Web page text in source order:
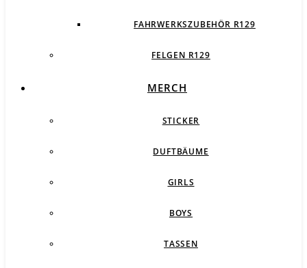
FAHRWERKSZUBEHÖR R129
FELGEN R129
MERCH
STICKER
DUFTBÄUME
GIRLS
BOYS
TASSEN